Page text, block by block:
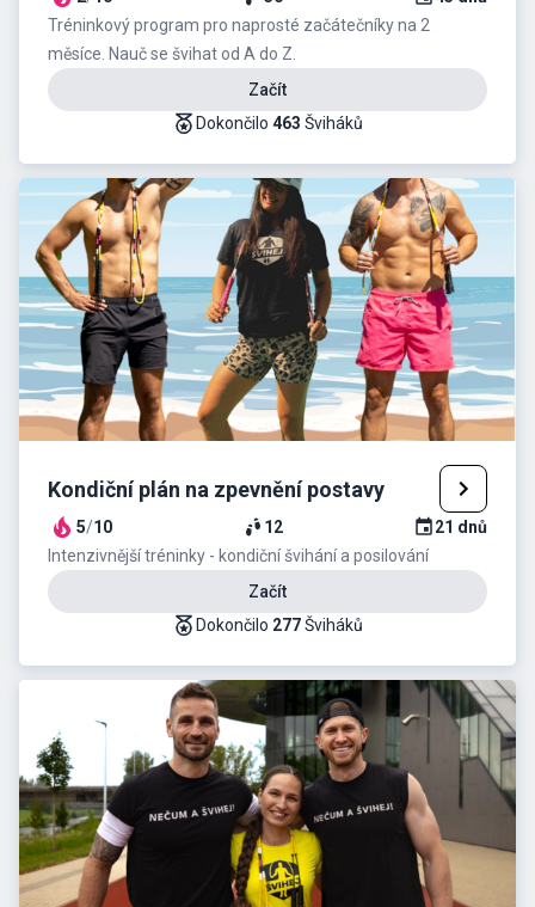
Tréninkový program pro naprosté začátečníky na 2
měsíce. Nauč se švihat od A do Z.
Začít
Dokončilo 463 Šviháků
Kondiční plán na zpevnění postavy
5/10 12 21 dnů
Intenzivnější tréninky - kondiční švihání a posilování
Začít
Dokončilo 277Šviháků